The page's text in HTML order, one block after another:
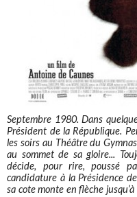
Septembre 1980. Dans
Président de la République.
les soirs au Théâtre du
au sommet de sa gloire...
décide, pour rire, poussé
candidature à la Présidence
sa cote monte en flèche